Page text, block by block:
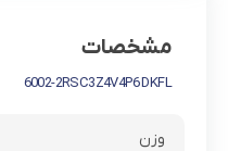
مشخصات
6002-2RSC3Z4V4P6 DKFL
وزن